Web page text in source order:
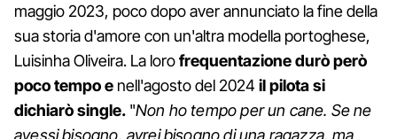
maggio 2023, poco dopo aver annunciato la fine della
sua storia d'amore con un'altra modella portoghese,
Luisinha Oliveira. La lorofrequentazione durò però
poco tempo e nell'agosto del 2024il pilota si
dichiarò single. "Non ho tempo per un cane. Se ne
avessi bisogno, avrei bisogno di una ragazza, ma